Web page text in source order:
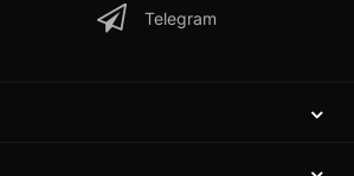
Telegram